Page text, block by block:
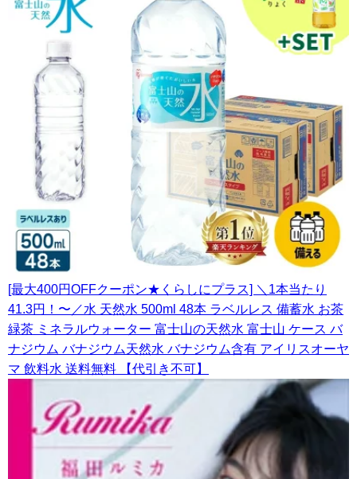
[最大400円OFFクーポン★くらしにプラス] ＼1本当たり
41.3円！〜／水 天然水 500ml 48本 ラベルレス 備蓄水 お茶
緑茶 ミネラルウォーター 富士山の天然水 富士山 ケース バ
ナジウム バナジウム天然水 バナジウム含有 アイリスオーヤ
マ 飲料水 送料無料 【代引き不可】